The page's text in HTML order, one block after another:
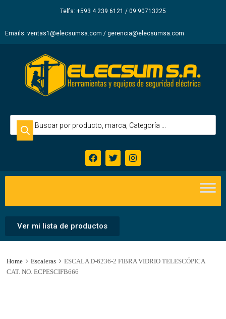
Telfs: +593 4 239 6121 / 09 90713225
Emails: ventas1@elecsumsa.com / gerencia@elecsumsa.com
Ver mi lista de productos
Home Escaleras
ESCALA D-6236-2 FIBRA VIDRIO TELESCÓPICA
CAT. NO. ECPESCIFB666